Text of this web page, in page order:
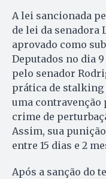
A lei sancionada
de lei da senadora
aprovado como
Deputados no dia
pelo senador
prática de stalking
uma contravenção
crime de
Assim, sua
entre 15 dias e 2
Após a sanção do